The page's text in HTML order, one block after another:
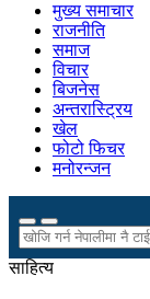
मुख्य समाचार
राजनीति
समाज
विचार
बिजनेस
अन्तरास्ट्रिय
खेल
फोटो फिचर
मनोरन्जन
साहित्य